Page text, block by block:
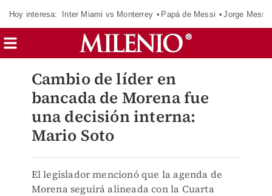
Hoy interesa: Inter Miami vs Monterrey Papá de Messi Jorge Messi
Cambio de líder en
bancada de Morena fue
una decisión interna:
Mario Soto
El legislador mencionó que la agenda de
Morena seguirá alineada con la Cuarta